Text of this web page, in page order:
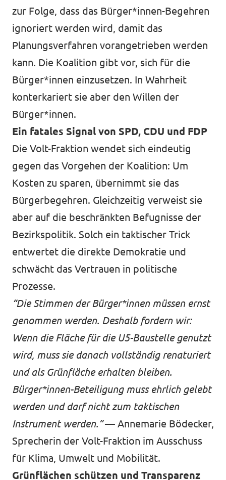
zur Folge, dass das Bürger*innen-Begehren
ignoriert werden wird, damit das
Planungsverfahren vorangetrieben werden
kann. Die Koalition gibt vor, sich für die
Bürger*innen einzusetzen. In Wahrheit
konterkariert sie aber den Willen der
Bürger*innen.
Ein fatales Signal von SPD, CDU und FDP
Die Volt-Fraktion wendet sich eindeutig
gegen das Vorgehen der Koalition: Um
Kosten zu sparen, übernimmt sie das
Bürgerbegehren. Gleichzeitig verweist sie
aber auf die beschränkten Befugnisse der
Bezirkspolitik. Solch ein taktischer Trick
entwertet die direkte Demokratie und
schwächt das Vertrauen in politische
Prozesse.
“Die Stimmen der Bürger*innen müssen ernst
genommen werden. Deshalb fordern wir:
Wenn die Fläche für die U5-Baustelle genutzt
wird, muss sie danach vollständig renaturiert
und als Grünfläche erhalten bleiben.
Bürger*innen-Beteiligung muss ehrlich gelebt
werden und darf nicht zum taktischen
Instrument werden.“— Annemarie Bödecker,
Sprecherin der Volt-Fraktion im Ausschuss
für Klima, Umwelt und Mobilität.
Grünflächen schützen und Transparenz